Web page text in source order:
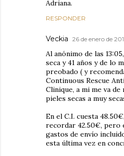
Adriana.
RESPONDER
Veckia 26 de enero de
Al anónimo de las
seca y 41 años y de lo
preobado ( y
Continuous Rescue
Clinique, a mi me va
pieles secas a muy
En el C.I. cuesta
recordar 42.50€, pero
gastos de envío
esta última vez en